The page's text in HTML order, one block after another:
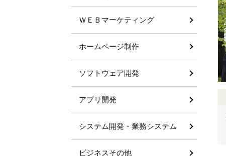
ＷＥＢマーケティング
ホームページ制作
ソフトウェア開発
アプリ開発
システム開発・業務システム
ビジネスその他